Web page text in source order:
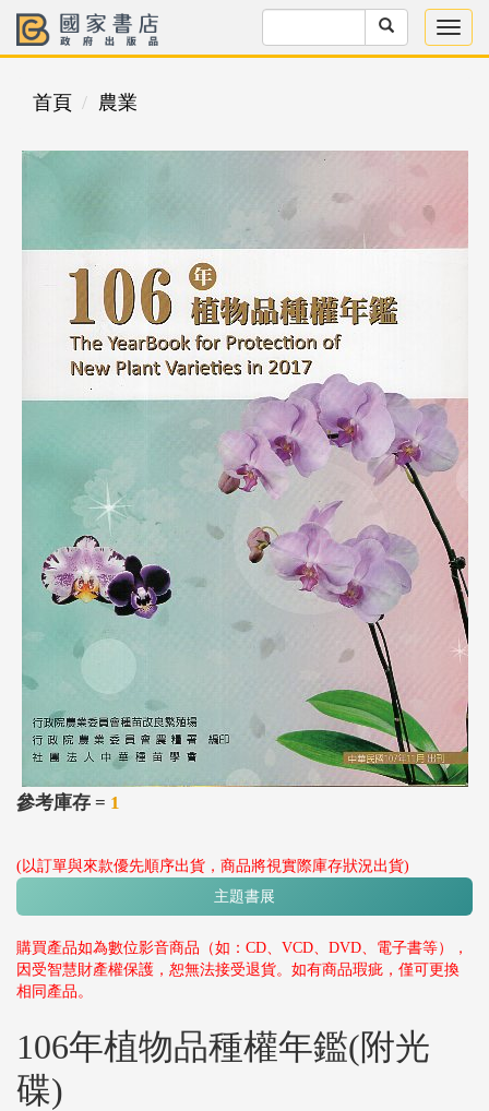
首頁 農業
參考庫存 = 1
(以訂單與來款優先順序出貨，商品將視實際庫存狀況出貨)
主題書展
購買產品如為數位影音商品（如：CD、VCD、DVD、電子書等），
因受智慧財產權保護，恕無法接受退貨。如有商品瑕疵，僅可更換
相同產品。
106年植物品種權年鑑(附光
碟)